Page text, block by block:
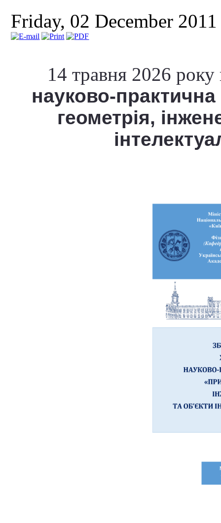
Friday, 02 December
14 травня 2026 року
науково-
геометрія,